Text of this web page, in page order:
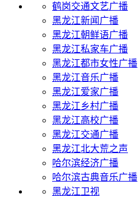
鹤岗交通文艺广播
黑龙江新闻广播
黑龙江朝鲜语广播
黑龙江私家车广播
黑龙江都市女性广播
黑龙江音乐广播
黑龙江爱家广播
黑龙江乡村广播
黑龙江高校广播
黑龙江交通广播
黑龙江北大荒之声
哈尔滨经济广播
哈尔滨古典音乐广播
黑龙江卫视